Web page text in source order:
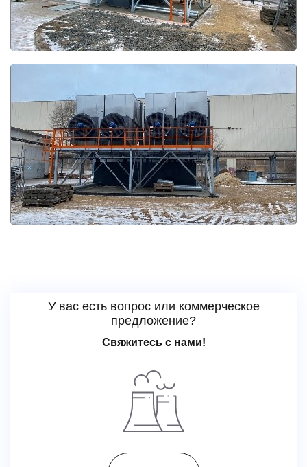
У вас есть вопрос или коммерческое
предложение?
Свяжитесь с нами!